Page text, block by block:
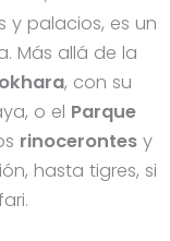
y palacios, es un
Más allá de la
, con su
o el Parque
rinocerontesy
hasta tigres, si